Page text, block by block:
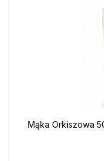
Mąka Orkiszowa